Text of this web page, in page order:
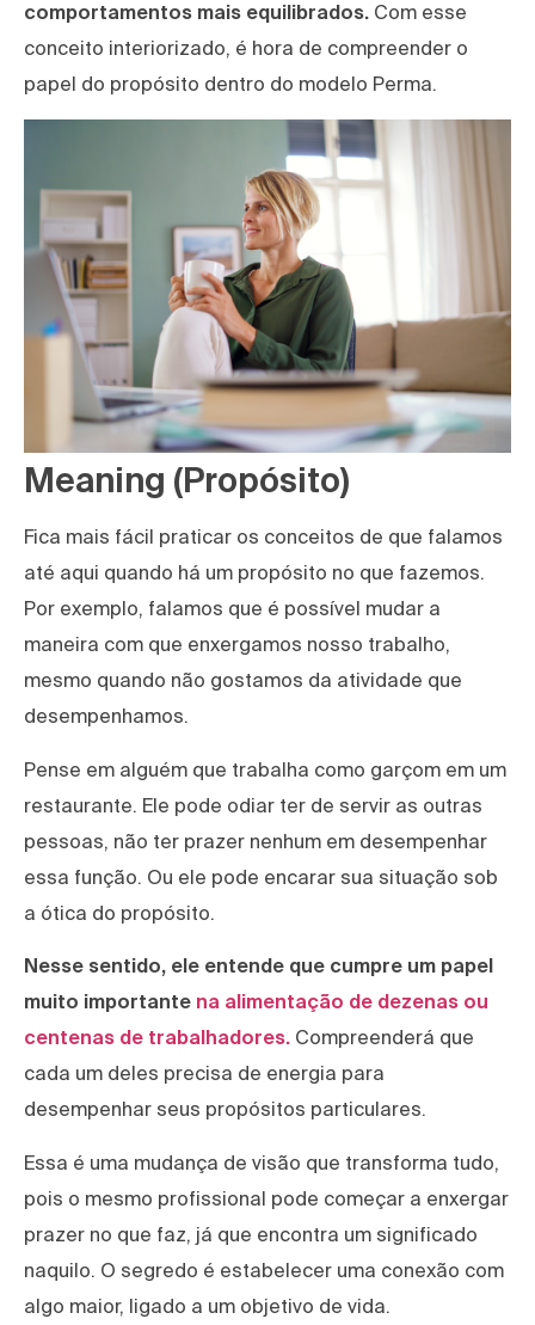
comportamentos mais equilibrados. Com esse
conceito interiorizado, é hora de compreender o
papel do propósito dentro do modelo Perma.
Meaning (Propósito)
Fica mais fácil praticar os conceitos de que falamos
até aqui quando há um propósito no que fazemos.
Por exemplo, falamos que é possível mudar a
maneira com que enxergamos nosso trabalho,
mesmo quando não gostamos da atividade que
desempenhamos.
Pense em alguém que trabalha como garçom em um
restaurante. Ele pode odiar ter de servir as outras
pessoas, não ter prazer nenhum em desempenhar
essa função. Ou ele pode encarar sua situação sob
a ótica do propósito.
Nesse sentido, ele entende que cumpre um papel
muito importante na alimentação de dezenas ou
centenas de trabalhadores. Compreenderá que
cada um deles precisa de energia para
desempenhar seus propósitos particulares.
Essa é uma mudança de visão que transforma tudo,
pois o mesmo profissional pode começar a enxergar
prazer no que faz, já que encontra um significado
naquilo. O segredo é estabelecer uma conexão com
algo maior, ligado a um objetivo de vida.